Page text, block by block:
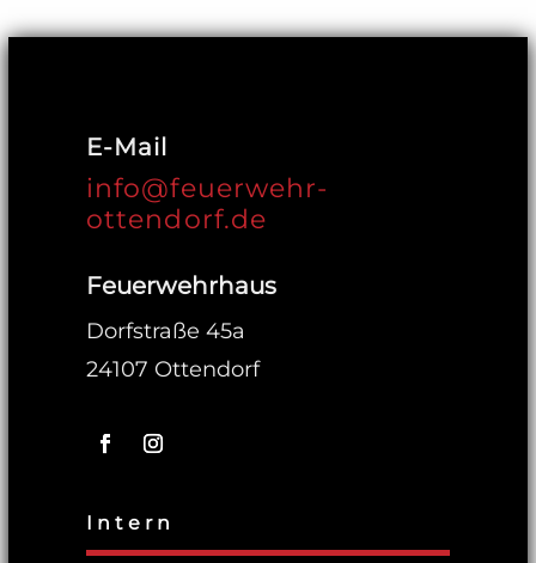
E-Mail
info@feuerwehr-
ottendorf.de
Feuerwehrhaus
Dorfstraße 45a
24107 Ottendorf
Intern